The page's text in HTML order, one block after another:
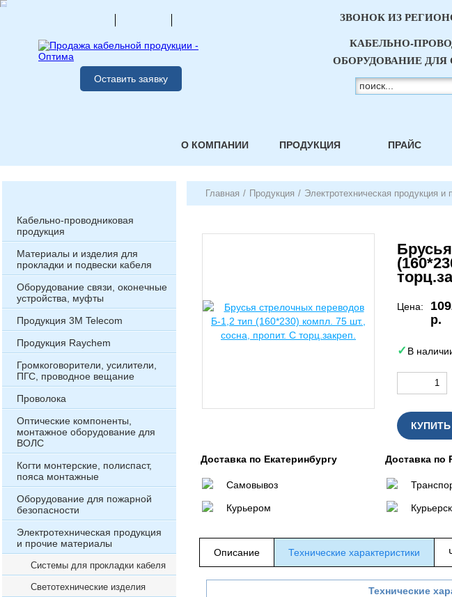
Оставить заявку
ЗВОНОК ИЗ
КАБЕЛЬНО-
ОБОРУДОВАНИЕ ДЛЯ
О КОМПАНИИ ПРОДУКЦИЯ ПРАЙС
Кабельно-проводниковая
продукция
Материалы и изделия для
прокладки и подвески кабеля
Оборудование связи, оконечные
устройства, муфты
Продукция 3М Telecom
Продукция Raychem
Громкоговорители, усилители,
ПГС, проводное вещание
Проволока
Оптические компоненты,
монтажное оборудование для
ВОЛС
Когти монтерские, полиспаст,
пояса монтажные
Оборудование для пожарной
безопасности
Электротехническая продукция
и прочие материалы
Системы для прокладки кабеля
Светотехнические изделия
Главная / Продукция / Электротехническая продукция и
Цена:
р.
В
КУПИТЬ
Доставка по Екатеринбургу
Самовывоз
Курьером
Доставка по
Описание Технические характеристики
Технические